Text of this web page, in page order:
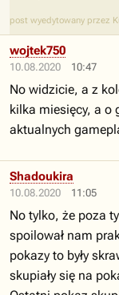
post wyedytowany przez
10.08.2020 10:47
wojtek750
No widzicie, a z
kilka miesięcy, a o
aktualnych
10.08.2020 11:05
Shadoukira
No tylko, że poza
spoilował nam
pokazy to były
skupiały się na